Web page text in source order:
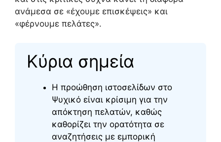
ανάμεσα σε «έχουμε επισκέψεις» και
«φέρνουμε πελάτες».
Κύρια σημεία
Η προώθηση ιστοσελίδων στο
Ψυχικό είναι κρίσιμη για την
απόκτηση πελατών, καθώς
καθορίζει την ορατότητα σε
αναζητήσεις με εμπορική